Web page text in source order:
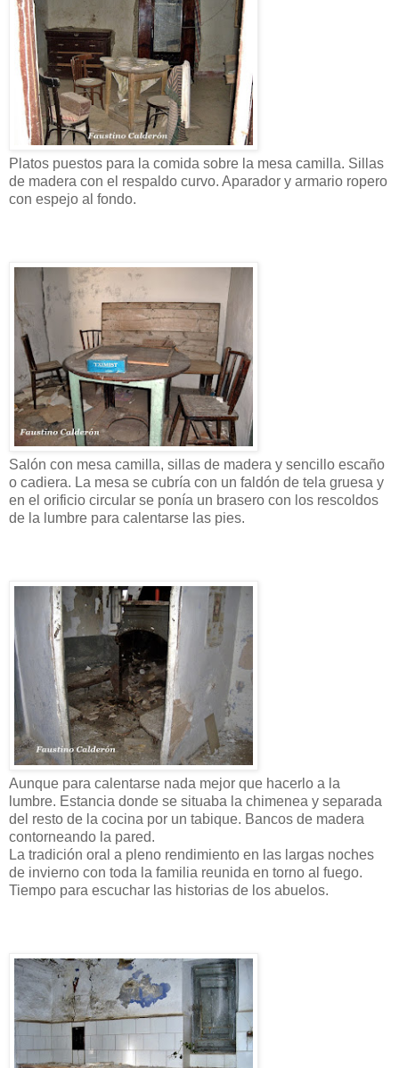
Platos puestos para la comida sobre la mesa camilla. Sillas
de madera con el respaldo curvo. Aparador y armario ropero
con espejo al fondo.
Salón con mesa camilla, sillas de madera y sencillo escaño
o cadiera. La mesa se cubría con un faldón de tela gruesa y
en el orificio circular se ponía un brasero con los rescoldos
de la lumbre para calentarse las pies.
Aunque para calentarse nada mejor que hacerlo a la
lumbre. Estancia donde se situaba la chimenea y separada
del resto de la cocina por un tabique. Bancos de madera
contorneando la pared.
La tradición oral a pleno rendimiento en las largas noches
de invierno con toda la familia reunida en torno al fuego.
Tiempo para escuchar las historias de los abuelos.